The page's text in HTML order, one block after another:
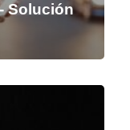
Solución